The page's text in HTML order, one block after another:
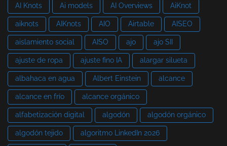
AI Knots Ai models AI Overviews AiKnot
aiknots AIKnots AIO Airtable AISEO
aislamiento social AISO ajo ajo SII
ajuste de ropa ajuste fino IA alargar silueta
albahaca en agua Albert Einstein alcance
alcance en frío alcance orgánico
alfabetización digital algodón algodón orgánico
algodón tejido algoritmo LinkedIn 2026